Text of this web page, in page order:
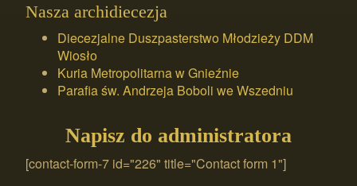
Nasza archidiecezja
Diecezjalne Duszpasterstwo Młodzieży DDM
Wiosło
Kuria Metropolitarna w Gnieźnie
Parafia św. Andrzeja Boboli we Wszedniu
Napisz do administratora
[contact-form-7 id="226" title="Contact form 1"]